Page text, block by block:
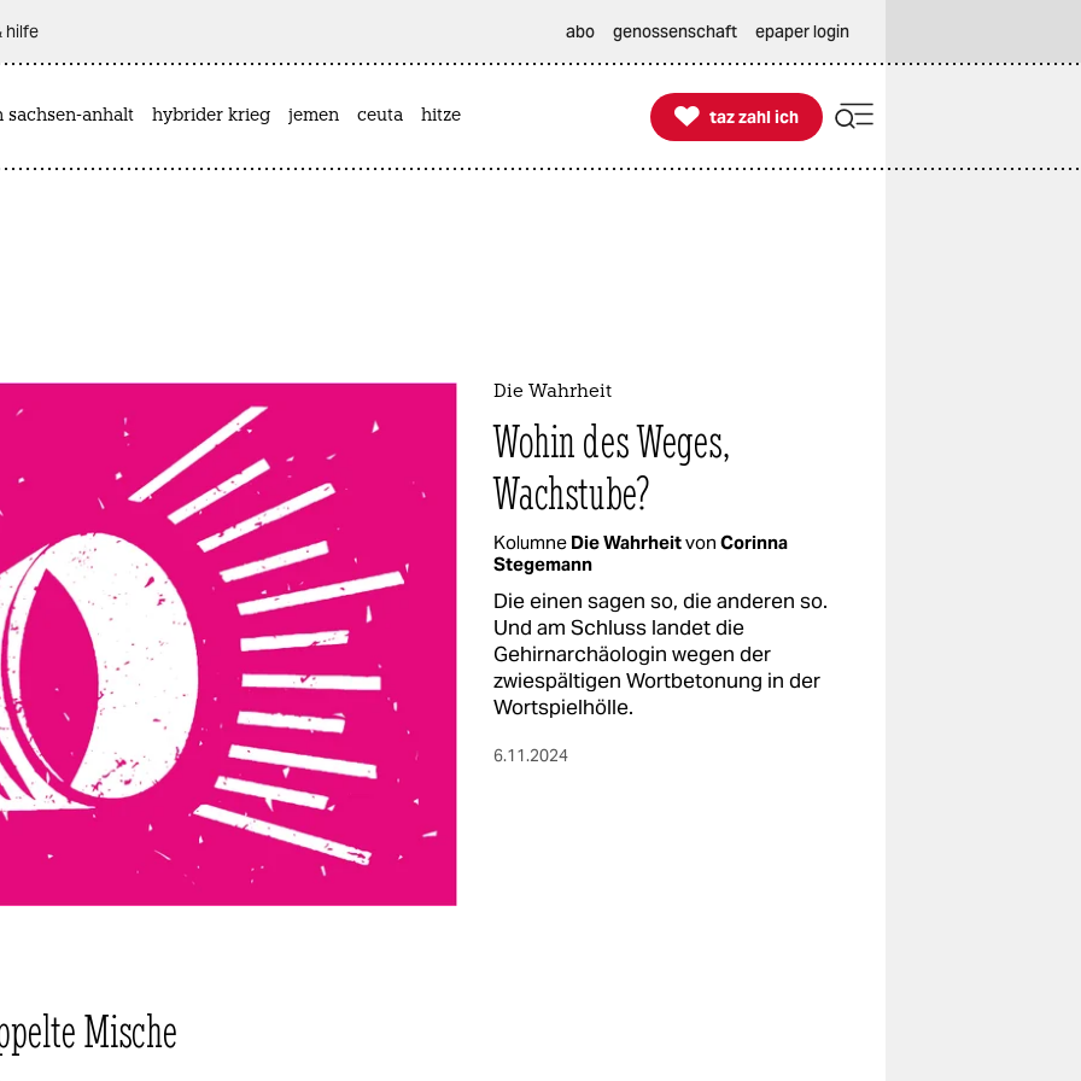
hilfe abo genossenschaft epaper login
sachsen-anhalt hybrider krieg jemen ceuta hitze 
taz zahl ich
taz zahl ich
Die Wahrheit
Wohin des Weges,
Wachstube?
Kolumne Die Wahrheitvon Corinna
Stegemann
Die einen sagen so, die anderen so.
Und am Schluss landet die
Gehirnarchäologin wegen der
zwiespältigen Wortbetonung in der
Wortspielhölle.
6.11.2024
Mische